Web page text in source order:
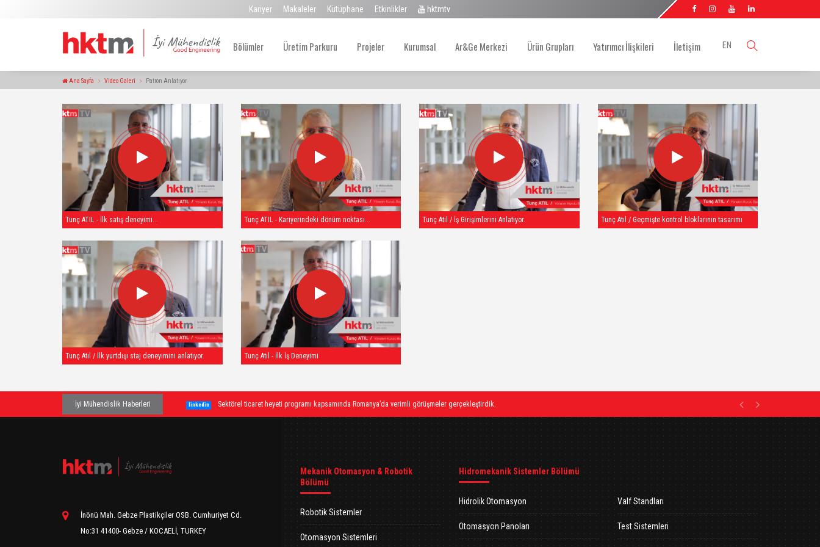
Kariyer Makaleler Kütüphane Etkinlikler hktmtv
EN
Bölümler Üretim Parkuru Projeler Kurumsal Ar&Ge Merkezi Ürün Grupları Yatırımcı İlişkileri İletişim
Ana Sayfa Video Galeri Patron Anlatıyor
Tunç ATIL - İlk satış deneyimi... Tunç ATIL - Kariyerindeki dönüm noktası... Tunç Atıl / İş Girişimlerini Anlatıyor. Tunç Atıl / Geçmişte kontrol bloklarının tasarımı
Tunç Atıl / İlk yurtdışı staj deneyimini anlatıyor. Tunç Atıl - İlk İş Deneyimi
İyi Mühendislik Haberleri linkedin Sektörel ticaret heyeti programı kapsamında Romanya’da verimli görüşmeler gerçekleştirdik.
Previous
Next
İnönü Mah. Gebze Plastikçiler OSB. Cumhuriyet Cd.
No:31 41400- Gebze / KOCAELİ, TURKEY
Mekanik Otomasyon & Robotik
Bölümü
Robotik Sistemler
Otomasyon Sistemleri
Hidromekanik Sistemler Bölümü
Hidrolik Otomasyon
Otomasyon Panoları
Valf Standları
Test Sistemleri